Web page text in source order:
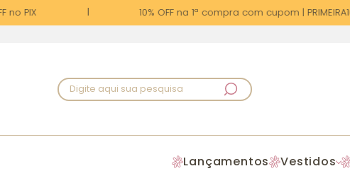
PIX 10% OFF na 1ª compra com cupom | PRIMEIRA10
Digite aqui sua pesquisa
Lançamentos Vestidos